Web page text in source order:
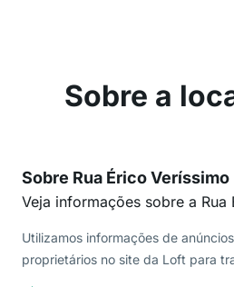
Sobre a
Sobre Rua Érico Veríssimo
Veja informações sobre a Rua
Utilizamos informações de
proprietários no site da Loft para